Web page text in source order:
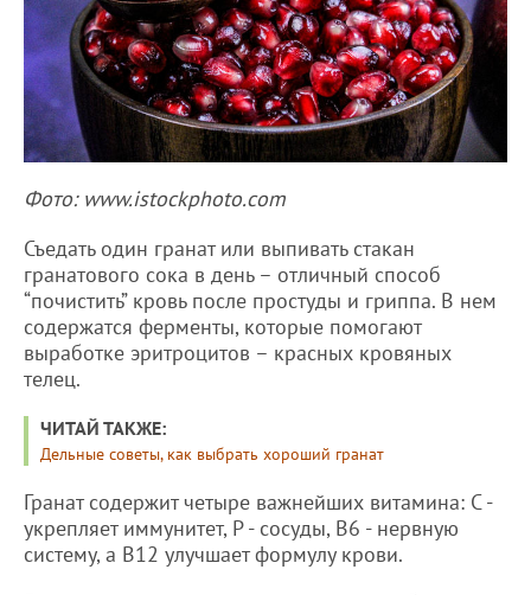
Фото: www.istockphoto.com
Съедать один гранат или выпивать стакан
гранатового сока в день – отличный способ
“почистить” кровь после простуды и гриппа. В нем
содержатся ферменты, которые помогают
выработке эритроцитов – красных кровяных
телец.
ЧИТАЙ ТАКЖЕ:
Дельные советы, как выбрать хороший гранат
Гранат содержит четыре важнейших витамина: С -
укрепляет иммунитет, Р - сосуды, B6 - нервную
систему, a B12 улучшает формулу крови.